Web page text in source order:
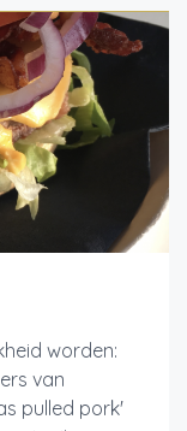
worden:
van
pulled pork'